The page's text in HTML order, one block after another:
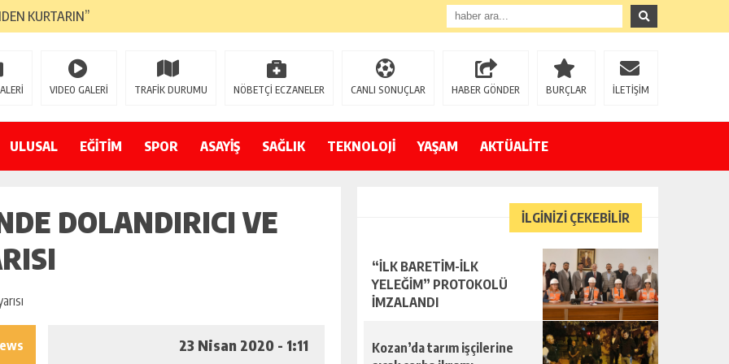
KURTARIN”
YENİ GÖZDESİ OLACAK”
KAMUOYUNA AÇIKLAYIN”
VIDEO GALERİ TRAFİK DURUMU NÖBETÇİ ECZANELER CANLI SONUÇLAR HABER GÖNDER BURÇLAR İLETİŞİM
ULUSAL EĞİTİM SPOR ASAYİŞ SAĞLIK TEKNOLOJİ YAŞAM AKTÜALİTE
DOLANDIRICI VE
23 Nisan 2020 - 1:11
İLGİNİZİ ÇEKEBİLİR
“İLK BARETİM-İLK
YELEĞİM” PROTOKOLÜ
İMZALANDI
Kozan’da tarım işçilerine